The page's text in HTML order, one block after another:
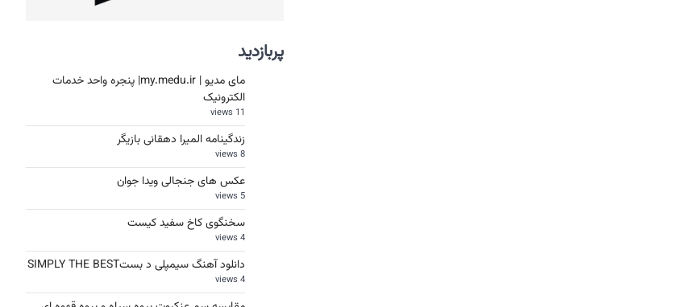
پربازدید
مای مدیو | my.medu.ir| پنجره واحد خدمات
الکترونیک
11 views
زندگینامه المیرا دهقانی بازیگر
8 views
عکس های جنجالی ویدا جوان
5 views
سخنگوی کاخ سفید کیست
4 views
دانلود آهنگ سیمپلی د بستSIMPLY THE BEST
4 views